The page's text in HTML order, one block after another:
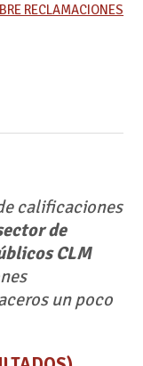
RECLAMACIONES
calificaciones
de
CLM
un poco